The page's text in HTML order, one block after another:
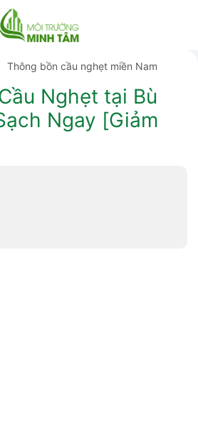
Thông bồn cầu nghẹt miền Nam
Nghẹt tại Bù
Ngay [Giảm